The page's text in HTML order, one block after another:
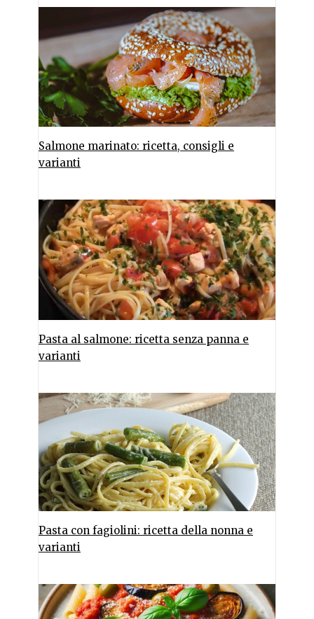
Salmone marinato: ricetta, consigli e
varianti
Pasta al salmone: ricetta senza panna e
varianti
Pasta con fagiolini: ricetta della nonna e
varianti